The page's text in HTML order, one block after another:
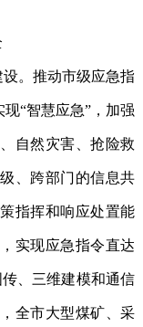
。 推动市级应急指
“智慧应急”，加强
自然灾害、抢险救
、跨部门的信息共
指挥和响应处置能
实现应急指令直达
、三维建模和通信
全市大型煤矿、采